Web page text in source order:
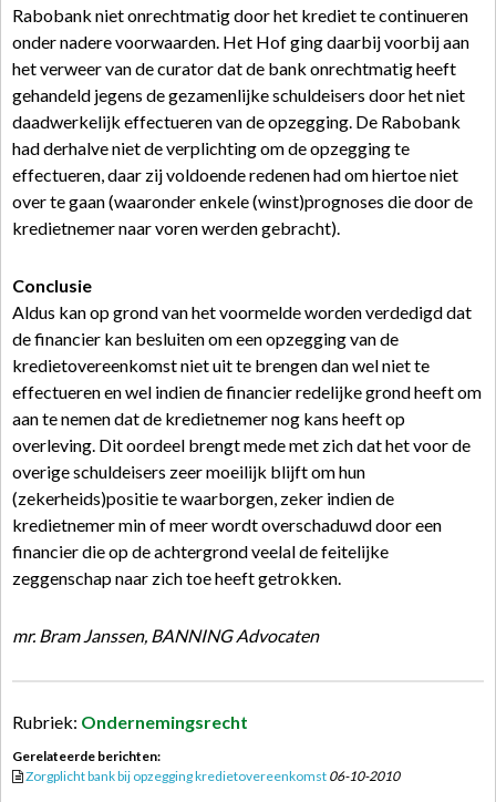
Rabobank niet onrechtmatig door het krediet te continueren
onder nadere voorwaarden. Het Hof ging daarbij voorbij aan
het verweer van de curator dat de bank onrechtmatig heeft
gehandeld jegens de gezamenlijke schuldeisers door het niet
daadwerkelijk effectueren van de opzegging. De Rabobank
had derhalve niet de verplichting om de opzegging te
effectueren, daar zij voldoende redenen had om hiertoe niet
over te gaan (waaronder enkele (winst)prognoses die door de
kredietnemer naar voren werden gebracht).
Conclusie
Aldus kan op grond van het voormelde worden verdedigd dat
de financier kan besluiten om een opzegging van de
kredietovereenkomst niet uit te brengen dan wel niet te
effectueren en wel indien de financier redelijke grond heeft om
aan te nemen dat de kredietnemer nog kans heeft op
overleving. Dit oordeel brengt mede met zich dat het voor de
overige schuldeisers zeer moeilijk blijft om hun
(zekerheids)positie te waarborgen, zeker indien de
kredietnemer min of meer wordt overschaduwd door een
financier die op de achtergrond veelal de feitelijke
zeggenschap naar zich toe heeft getrokken.
mr. Bram Janssen, BANNING Advocaten
Rubriek: Ondernemingsrecht
Gerelateerde berichten:
Zorgplicht bank bij opzegging kredietovereenkomst 06-10-2010